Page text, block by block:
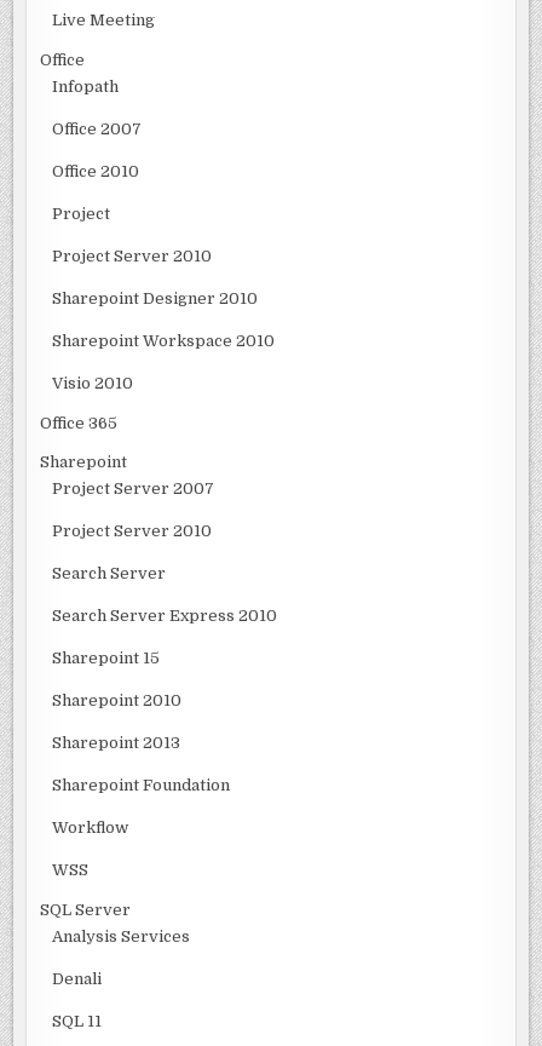
Live Meeting
Office
Infopath
Office 2007
Office 2010
Project
Project Server 2010
Sharepoint Designer 2010
Sharepoint Workspace 2010
Visio 2010
Office 365
Sharepoint
Project Server 2007
Project Server 2010
Search Server
Search Server Express 2010
Sharepoint 15
Sharepoint 2010
Sharepoint 2013
Sharepoint Foundation
Workflow
WSS
SQL Server
Analysis Services
Denali
SQL 11